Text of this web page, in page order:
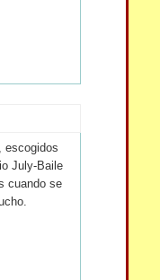
escogidos
July-Baile
cuando se